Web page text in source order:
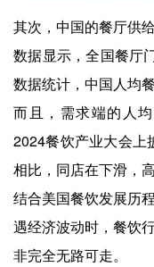
其次，中国的餐厅供
数据显示，全国餐厅
数据统计，中国人均
而且，需求端的人
2024餐饮产业大会上
相比，同店在下滑，
结合美国餐饮发展历
遇经济波动时，餐饮
非完全无路可走。